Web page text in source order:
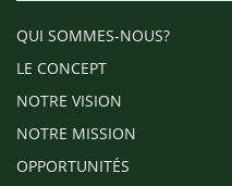
QUI SOMMES-NOUS?
LE CONCEPT
NOTRE VISION
NOTRE MISSION
OPPORTUNITÉS